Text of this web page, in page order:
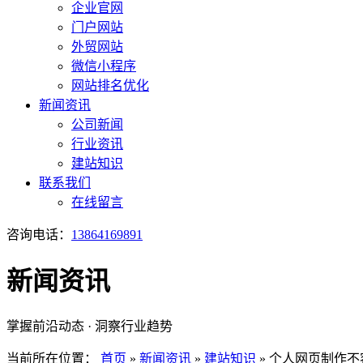
企业官网
门户网站
外贸网站
微信小程序
网站排名优化
新闻资讯
公司新闻
行业资讯
建站知识
联系我们
在线留言
咨询电话： 13864169891
新闻资讯
掌握前沿动态 · 洞察行业趋势
当前所在位置： 首页 » 新闻资讯 » 建站知识 » 个人网页制作